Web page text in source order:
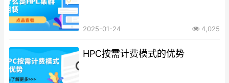
2025-01-24 4,025
HPC按需计费模式的优势